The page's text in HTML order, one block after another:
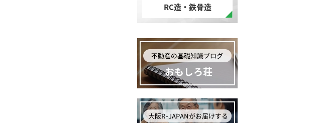
RC造・鉄骨造